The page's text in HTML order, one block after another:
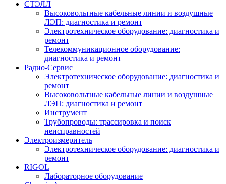
СТЭЛЛ
Высоковольтные кабельные линии и воздушные
ЛЭП: диагностика и ремонт
Электротехническое оборудование: диагностика и
ремонт
Телекоммуникационное оборудование:
диагностика и ремонт
Радио-Cервис
Электротехническое оборудование: диагностика и
ремонт
Высоковольтные кабельные линии и воздушные
ЛЭП: диагностика и ремонт
Инструмент
Трубопроводы: трассировка и поиск
неисправностей
Электроизмеритель
Электротехническое оборудование: диагностика и
ремонт
RIGOL
Лабораторное оборудование